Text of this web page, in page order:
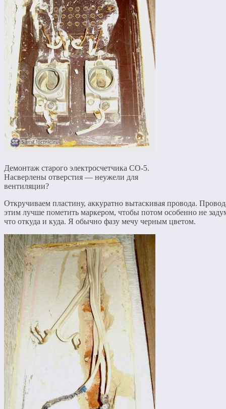
Демонтаж старого электросчетчика СО-5.
Насверлены отверстия — неужели для
вентиляции?
Откручиваем пластину, аккуратно вытаскивая провода.
этим лучше пометить маркером, чтобы потом особенно не
что откуда и куда. Я обычно фазу мечу черным цветом.